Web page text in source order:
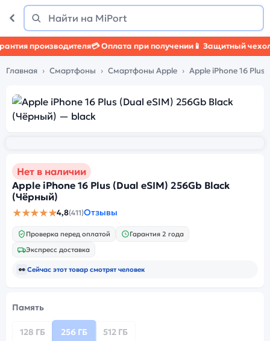
Поиск
Найти
производителя💳 Оплата при получении📱 Защитный чехол🛡️
Главная Смартфоны Смартфоны Apple Apple iPhone 16 Plus
Нет в наличии
Apple iPhone 16 Plus (Dual eSIM) 256Gb Black
(Чёрный)
★★★★★4,8(411)Отзывы
Проверка перед оплатой
Гарантия 2 года
Экспресс доставка
👀 Сейчас этот товар смотрятчеловек
Память
128 ГБ 256 ГБ 512 ГБ